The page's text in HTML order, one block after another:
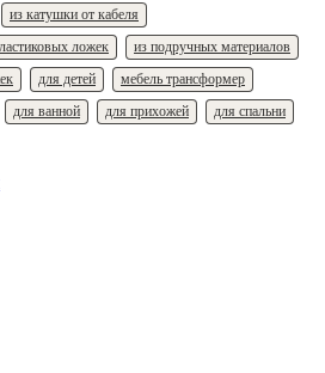
из катушки от кабеля
ложек
из подручных материалов
для детей
мебель трансформер
для ванной для прихожей для спальни